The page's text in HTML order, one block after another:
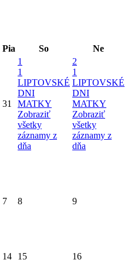
Pia So Ne
31
1
1
LIPTOVSKÉ
DNI
MATKY
Zobraziť
všetky
záznamy z
dňa
2
1
LIPTOVSKÉ
DNI
MATKY
Zobraziť
všetky
záznamy z
dňa
7 8 9
14 15 16